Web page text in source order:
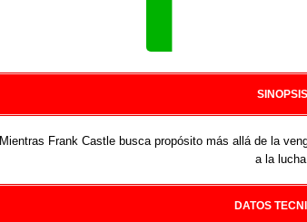
SINOPSIS
Mientras Frank Castle busca propósito más allá de la
a la lucha.
DATOS